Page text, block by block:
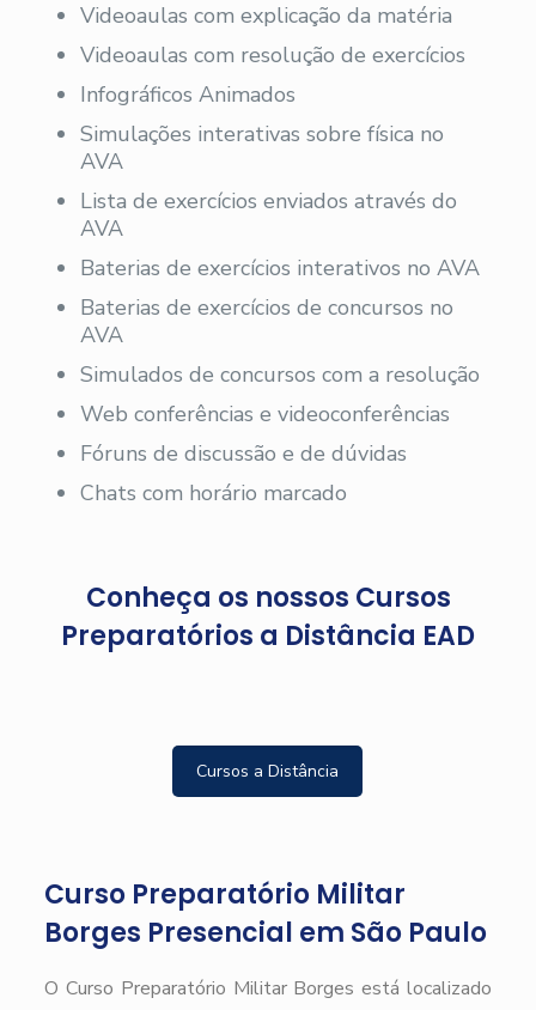
Videoaulas com explicação da matéria
Videoaulas com resolução de exercícios
Infográficos Animados
Simulações interativas sobre física no
AVA
Lista de exercícios enviados através do
AVA
Baterias de exercícios interativos no AVA
Baterias de exercícios de concursos no
AVA
Simulados de concursos com a resolução
Web conferências e videoconferências
Fóruns de discussão e de dúvidas
Chats com horário marcado
Conheça os nossos Cursos
Preparatórios a Distância EAD
Cursos a Distância
Curso Preparatório Militar
Borges Presencial em São Paulo
O Curso Preparatório Militar Borges está localizado